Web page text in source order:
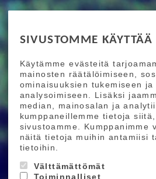
SIVUSTOMME KÄYTTÄÄ
Käytämme evästeitä
mainosten räätälöimiseen,
ominaisuuksien tukemiseen ja
analysoimiseen. Lisäksi
median, mainosalan ja
kumppaneillemme tietoja
sivustoamme. Kumppanimme
näitä tietoja muihin antamiisi
tietoihin.
Välttämättömät
Toiminnalliset
Ride More – Pyöräkauppa ja
Helsingissä
TILAA UUTISKIRJEEMME
Tilaamalla uutiskirjeemme
suoraan sähköpostiisi.